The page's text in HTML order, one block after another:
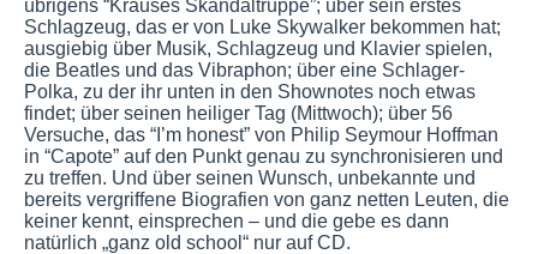
übrigens “Krauses Skandaltruppe”; über sein erstes
Schlagzeug, das er von Luke Skywalker bekommen hat;
ausgiebig über Musik, Schlagzeug und Klavier spielen,
die Beatles und das Vibraphon; über eine Schlager-
Polka, zu der ihr unten in den Shownotes noch etwas
findet; über seinen heiliger Tag (Mittwoch); über 56
Versuche, das “I’m honest” von Philip Seymour Hoffman
in “Capote” auf den Punkt genau zu synchronisieren und
zu treffen. Und über seinen Wunsch, unbekannte und
bereits vergriffene Biografien von ganz netten Leuten, die
keiner kennt, einsprechen – und die gebe es dann
natürlich „ganz old school“ nur auf CD.